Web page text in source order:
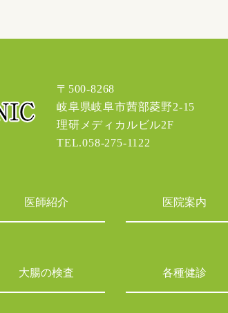
〒500-8268
岐阜県岐阜市茜部菱野2-15
理研メディカルビル2F
TEL.058-275-1122
医師紹介 医院案内
大腸の検査 各種健診